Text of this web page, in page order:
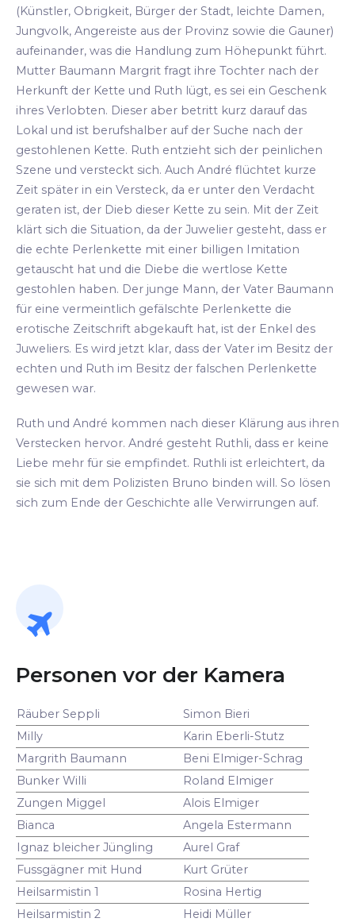
(Künstler, Obrigkeit, Bürger der Stadt, leichte Damen,
Jungvolk, Angereiste aus der Provinz sowie die Gauner)
aufeinander, was die Handlung zum Höhepunkt führt.
Mutter Baumann Margrit fragt ihre Tochter nach der
Herkunft der Kette und Ruth lügt, es sei ein Geschenk
ihres Verlobten. Dieser aber betritt kurz darauf das
Lokal und ist berufshalber auf der Suche nach der
gestohlenen Kette. Ruth entzieht sich der peinlichen
Szene und versteckt sich. Auch André flüchtet kurze
Zeit später in ein Versteck, da er unter den Verdacht
geraten ist, der Dieb dieser Kette zu sein. Mit der Zeit
klärt sich die Situation, da der Juwelier gesteht, dass er
die echte Perlenkette mit einer billigen Imitation
getauscht hat und die Diebe die wertlose Kette
gestohlen haben. Der junge Mann, der Vater Baumann
für eine vermeintlich gefälschte Perlenkette die
erotische Zeitschrift abgekauft hat, ist der Enkel des
Juweliers. Es wird jetzt klar, dass der Vater im Besitz der
echten und Ruth im Besitz der falschen Perlenkette
gewesen war.
Ruth und André kommen nach dieser Klärung aus ihren
Verstecken hervor. André gesteht Ruthli, dass er keine
Liebe mehr für sie empfindet. Ruthli ist erleichtert, da
sie sich mit dem Polizisten Bruno binden will. So lösen
sich zum Ende der Geschichte alle Verwirrungen auf.
Personen vor der Kamera
Räuber Seppli
Simon Bieri
Milly
Karin Eberli-Stutz
Margrith Baumann
Beni Elmiger-Schrag
Bunker Willi
Roland Elmiger
Zungen Miggel
Alois Elmiger
Bianca
Angela Estermann
Ignaz bleicher Jüngling
Aurel Graf
Fussgägner mit Hund
Kurt Grüter
Heilsarmistin 1
Rosina Hertig
Heilsarmistin 2
Heidi Müller